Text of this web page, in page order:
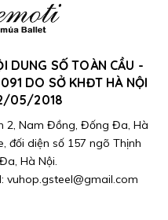
DUNG SỐ TOÀN CẦU -
DO SỞ KHĐT HÀ NỘI
05/2018
2, Nam Đồng, Đống Đa, Hà
đối diện số 157 ngõ Thịnh
Hà Nội.
vuhop.gsteel@gmail.com